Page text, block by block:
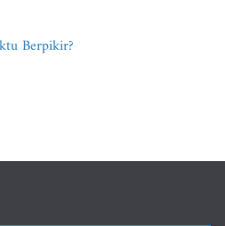
Berpikir?